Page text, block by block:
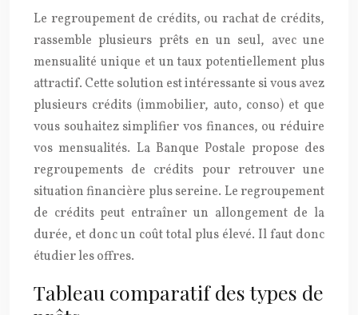
Le regroupement de crédits, ou rachat de crédits,
rassemble plusieurs prêts en un seul, avec une
mensualité unique et un taux potentiellement plus
attractif. Cette solution est intéressante si vous avez
plusieurs crédits (immobilier, auto, conso) et que
vous souhaitez simplifier vos finances, ou réduire
vos mensualités. La Banque Postale propose des
regroupements de crédits pour retrouver une
situation financière plus sereine. Le regroupement
de crédits peut entraîner un allongement de la
durée, et donc un coût total plus élevé. Il faut donc
étudier les offres.
Tableau comparatif des types de